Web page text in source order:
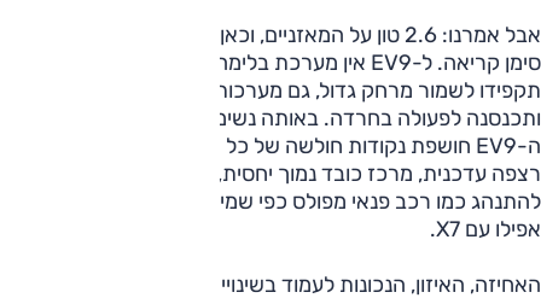
אבל אמרנו: 2.6 טון על המאזניים, וכאן נדרשת זהירות יתרה עם
תקפידו לשמור מרחק גדול, גם מערכות הסיוע תאחרנה לעזור
ותכנסנה לפעולה בחרדה. באותה נשימה, היכולת הדינמית של
ה-EV9 חושפת נקודות חולשה של כל רכב בגדלים האלו; על אף
רצפה עדכנית, מרכז כובד נמוך יחסית, אין לו את הארכיטקטורה
להתנהג כמו רכב פנאי מפולס כפי שמיטיבה לעשות למשל ב.מ.וו,
אפילו עם X7.
האחיזה, האיזון, הנכונות לעמוד בשינויי כיוון, כך לפחות מהמבחן,